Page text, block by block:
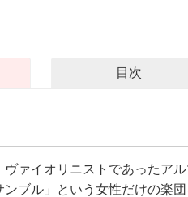
目次
ヴァイオリニストであったア
ンブル」という女性だけの楽